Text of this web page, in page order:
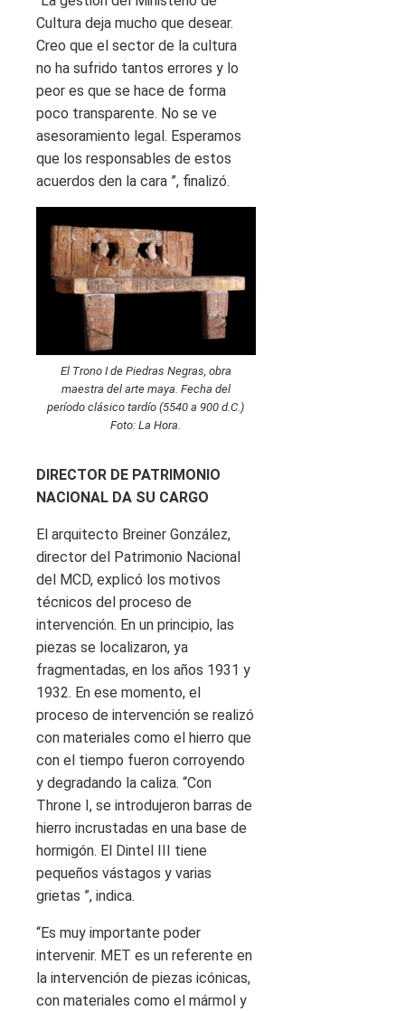
Cultura deja mucho que desear.
Creo que el sector de la cultura
no ha sufrido tantos errores y lo
peor es que se hace de forma
poco transparente. No se ve
asesoramiento legal. Esperamos
que los responsables de estos
acuerdos den la cara ”, finalizó.
El Trono I de Piedras Negras, obra
maestra del arte maya. Fecha del
período clásico tardío (5540 a 900 d.C.)
Foto: La Hora.
DIRECTOR DE PATRIMONIO
NACIONAL DA SU CARGO
El arquitecto Breiner González,
director del Patrimonio Nacional
del MCD, explicó los motivos
técnicos del proceso de
intervención. En un principio, las
piezas se localizaron, ya
fragmentadas, en los años 1931 y
1932. En ese momento, el
proceso de intervención se realizó
con materiales como el hierro que
con el tiempo fueron corroyendo
y degradando la caliza. “Con
Throne I, se introdujeron barras de
hierro incrustadas en una base de
hormigón. El Dintel III tiene
pequeños vástagos y varias
grietas ”, indica.
“Es muy importante poder
intervenir. MET es un referente en
la intervención de piezas icónicas,
con materiales como el mármol y